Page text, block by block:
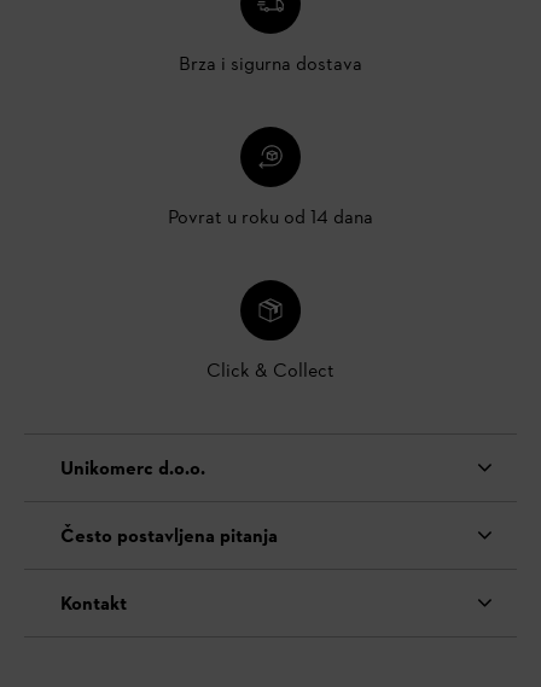
Brza i sigurna dostava
Povrat u roku od 14 dana
Click & Collect
Unikomerc d.o.o.
Često postavljena pitanja
Kontakt